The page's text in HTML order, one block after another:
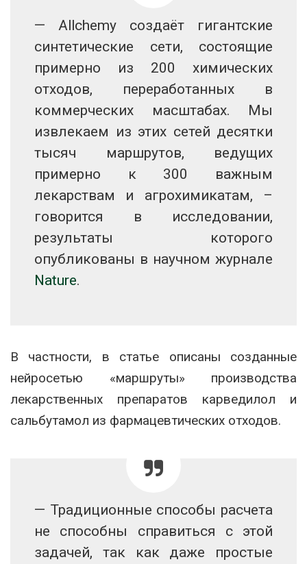
— Allchemy создаёт гигантские
синтетические сети, состоящие
примерно из 200 химических
отходов, переработанных в
коммерческих масштабах. Мы
извлекаем из этих сетей десятки
тысяч маршрутов, ведущих
примерно к 300 важным
лекарствам и агрохимикатам, –
говорится в исследовании,
результаты которого
опубликованы в научном журнале
Nature.
В частности, в статье описаны созданные
нейросетью «маршруты» производства
лекарственных препаратов карведилол и
сальбутамол из фармацевтических отходов.
— Традиционные способы расчета
не способны справиться с этой
задачей, так как даже простые